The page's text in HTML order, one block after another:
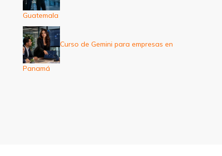
Guatemala
Curso de Gemini para empresas en
Panamá